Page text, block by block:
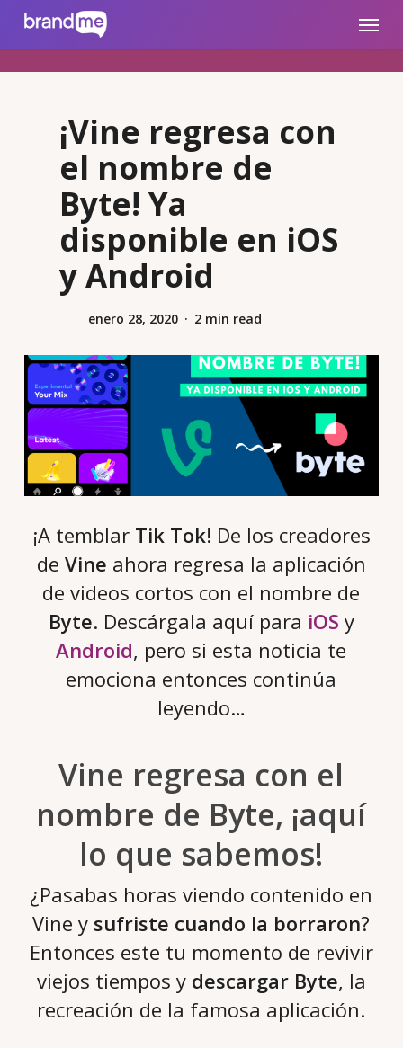
brandme.la Menu
¡Vine regresa con
el nombre de
Byte! Ya
disponible en iOS
y Android
enero 28, 2020 2 min read
¡A temblar Tik Tok! De los creadores
de Vine ahora regresa la aplicación
de videos cortos con el nombre de
Byte. Descárgala aquí para iOS y
Android, pero si esta noticia te
emociona entonces continúa
leyendo…
Vine regresa con el
nombre de Byte, ¡aquí
lo que sabemos!
¿Pasabas horas viendo contenido en
Vine y sufriste cuando la borraron?
Entonces este tu momento de revivir
viejos tiempos y descargar Byte, la
recreación de la famosa aplicación.